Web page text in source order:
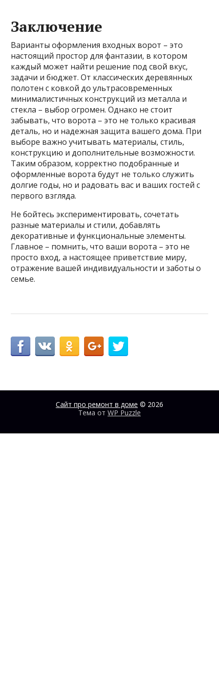
Заключение
Варианты оформления входных ворот – это
настоящий простор для фантазии, в котором
каждый может найти решение под свой вкус,
задачи и бюджет. От классических деревянных
полотен с ковкой до ультрасовременных
минималистичных конструкций из металла и
стекла – выбор огромен. Однако не стоит
забывать, что ворота – это не только красивая
деталь, но и надежная защита вашего дома. При
выборе важно учитывать материалы, стиль,
конструкцию и дополнительные возможности.
Таким образом, корректно подобранные и
оформленные ворота будут не только служить
долгие годы, но и радовать вас и ваших гостей с
первого взгляда.
Не бойтесь экспериментировать, сочетать
разные материалы и стили, добавлять
декоративные и функциональные элементы.
Главное – помнить, что ваши ворота – это не
просто вход, а настоящее приветствие миру,
отражение вашей индивидуальности и заботы о
семье.
Сайт про ремонт в доме © 2026
Тема от WP Puzzle